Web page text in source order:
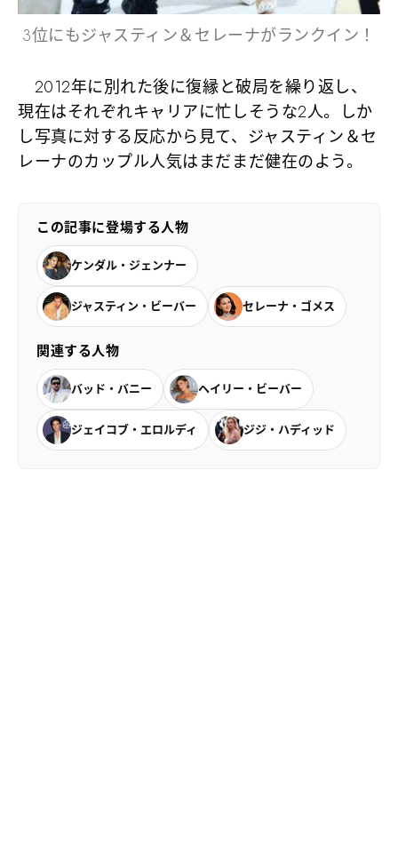
3位にもジャスティン＆セレーナがランクイン！
2012年に別れた後に復縁と破局を繰り返し、
現在はそれぞれキャリアに忙しそうな2人。しか
し写真に対する反応から見て、ジャスティン＆セ
レーナのカップル人気はまだまだ健在のよう。
この記事に登場する人物
ケンダル・ジェンナー
ジャスティン・ビーバー セレーナ・ゴメス
関連する人物
バッド・バニー ヘイリー・ビーバー
ジェイコブ・エロルディ ジジ・ハディッド